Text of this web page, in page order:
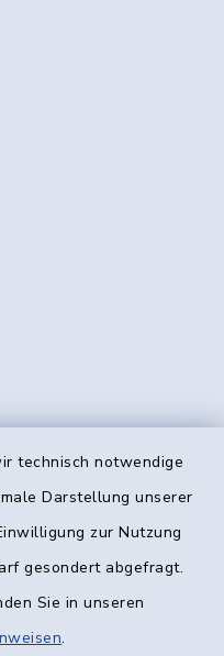
technisch notwendige
Darstellung unserer
zur Nutzung
gesondert abgefragt.
Sie in unseren
.